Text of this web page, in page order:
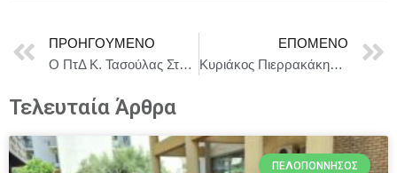
ΠΡΟΗΓΟΎΜΕΝΟ
Ο ΠτΔ Κ. Τασούλας Στο «Μαζί σπάμε τη σιωπή. 13 πόλεις, ένα κοινό μέτωπο ενάντια στην ενδοοικογενειακή βία»
ΕΠΌΜΕΝΟ
Κυριάκος Πιερρακάκης : Η Ελλάδα πιστεύει ακράδαντα ότι η διπλωματία πρέπει να υπερισχύσει.
Τελευταία Άρθρα
ΠΕΛΟΠΌΝΝΗΣΟΣ